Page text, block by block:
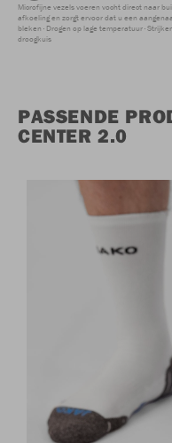
Microfijne vezels voeren vocht direct naar
afkoeling en zorgt ervoor dat u een
bleken Drogen op lage temperatuur
droogkuis
PASSENDE
CENTER 2.0